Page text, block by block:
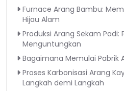
Furnace Arang Bambu:
Hijau Alam
Produksi Arang Sekam Padi:
Menguntungkan
Bagaimana Memulai Pabrik
Proses Karbonisasi Arang
Langkah demi Langkah